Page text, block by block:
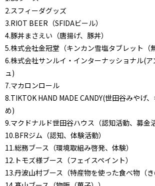
2.スフィーダグッズ
3.RIOT BEER（SFIDAビール）
4.豚丼まさえい（唐揚げ、豚丼）
5.株式会社金冠堂（キンカン雪塩タブレット（
6.株式会社サンルイ・インターナッショナル(
ュ)
7.マカロンロール
8.TIKTOK HAND MADE CANDY(世田谷みやげ
め)
9.マクドナルド世田谷ハウス（認知活動、募金活
10.BFRジム（認知、体験活動）
11.総務ブース（環境取組み啓発、体験）
12.トモズ様ブース（フェイスペイント）
13.丹波山村ブース（特産物を使った食べ物（き